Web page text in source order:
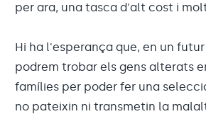
per ara, una tasca d'alt cost i
Hi ha l'esperança que, en un
podrem trobar els gens alterats
famílies per poder fer una
no pateixin ni transmetin la